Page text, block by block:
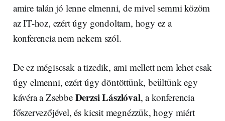
amire talán jó lenne elmenni, de mivel semmi közöm
az IT-hoz, ezért úgy gondoltam, hogy ez a
konferencia nem nekem szól.
De ez mégiscsak a tizedik, ami mellett nem lehet csak
úgy elmenni, ezért úgy döntöttünk, beültünk egy
kávéra a Zsebbe Derzsi Lászlóval, a konferencia
főszervezőjével, és kicsit megnézzük, hogy miért